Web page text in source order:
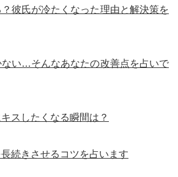
彼氏が冷たくなった理由と解決策を
い…そんなあなたの改善点を占いで
スしたくなる瞬間は？
続きさせるコツを占います